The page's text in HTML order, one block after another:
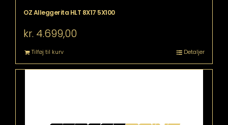
OZ Alleggerita HLT 8X17 5X100
kr. 4.699,00
Tilføj til kurv Detaljer